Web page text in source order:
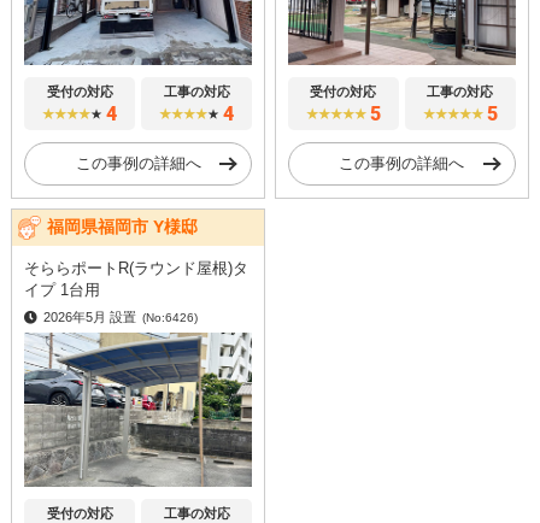
受付の対応
★★★★★ 4
工事の対応
★★★★★ 4
この事例の詳細へ
受付の対応
★★★★★ 5
工事の対応
★★★★★ 5
この事例の詳細へ
福岡県福岡市 Y様邸
そららポートR(ラウンド屋根)タ
イプ 1台用
2026年5月 設置 (No:6426)
受付の対応 工事の対応